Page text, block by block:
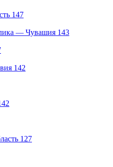
147
— Чувашия 143
142
127